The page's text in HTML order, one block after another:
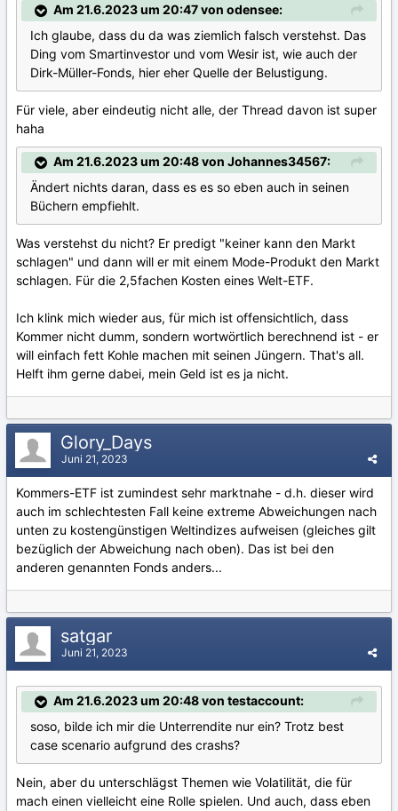
Am 21.6.2023 um 20:47 von odensee:
Ich glaube, dass du da was ziemlich falsch verstehst. Das
Ding vom Smartinvestor und vom Wesir ist, wie auch der
Dirk-Müller-Fonds, hier eher Quelle der Belustigung.
Für viele, aber eindeutig nicht alle, der Thread davon ist super
haha
Am 21.6.2023 um 20:48 von Johannes34567:
Ändert nichts daran, dass es es so eben auch in seinen
Büchern empfiehlt.
Was verstehst du nicht? Er predigt "keiner kann den Markt
schlagen" und dann will er mit einem Mode-Produkt den Markt
schlagen. Für die 2,5fachen Kosten eines Welt-ETF.
Ich klink mich wieder aus, für mich ist offensichtlich, dass
Kommer nicht dumm, sondern wortwörtlich berechnend ist - er
will einfach fett Kohle machen mit seinen Jüngern. That's all.
Helft ihm gerne dabei, mein Geld ist es ja nicht.
Glory_Days
Juni 21, 2023
Kommers-ETF ist zumindest sehr marktnahe - d.h. dieser wird
auch im schlechtesten Fall keine extreme Abweichungen nach
unten zu kostengünstigen Weltindizes aufweisen (gleiches gilt
bezüglich der Abweichung nach oben). Das ist bei den
anderen genannten Fonds anders...
satgar
Juni 21, 2023
Am 21.6.2023 um 20:48 von testaccount:
soso, bilde ich mir die Unterrendite nur ein? Trotz best
case scenario aufgrund des crashs?
Nein, aber du unterschlägst Themen wie Volatilität, die für
mach einen vielleicht eine Rolle spielen. Und auch, dass eben